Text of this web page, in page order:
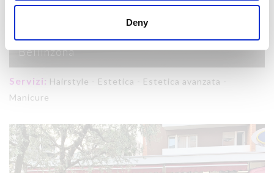
Deny
Bellinzona
Servizi: Hairstyle - Estetica - Estetica avanzata -
Manicure